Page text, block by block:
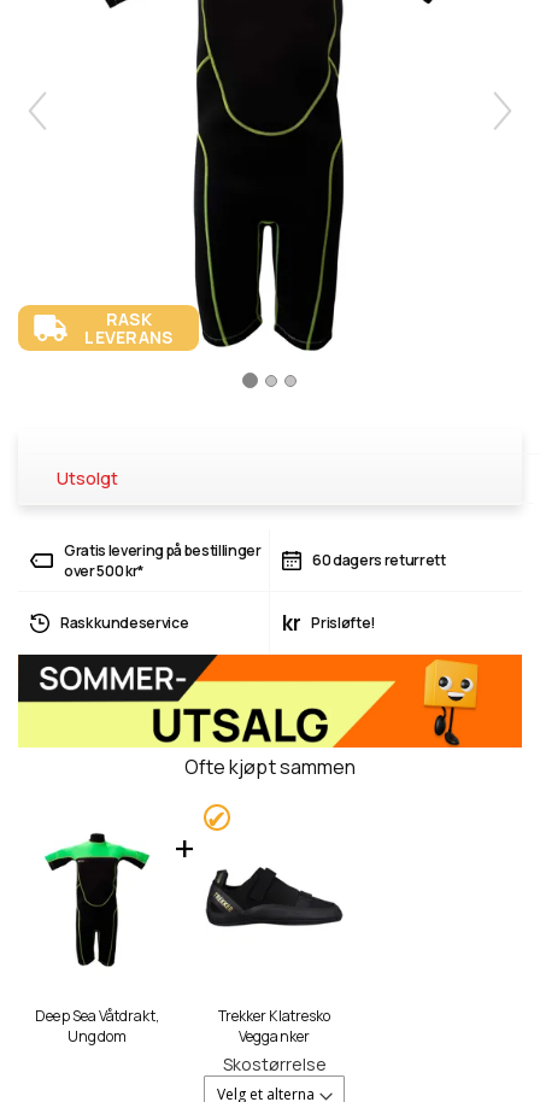
RASK
LEVERANS
Utsolgt
Gratis levering på bestillinger
over 500 kr*
60 dagers returrett
Rask kundeservice kr Prisløfte!
Ofte kjøpt sammen
Deep Sea Våtdrakt,
Ungdom
Trekker Klatresko
Vegganker
Skostørrelse